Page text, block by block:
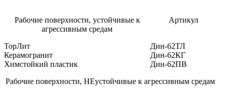
Рабочие поверхности, устойчивые к
агрессивным средам
Артикул
ТорЛит
Дин-62ТЛ
Керамогранит
Дин-62КГ
Химстойкий пластик
Дин-62ПВ
Рабочие поверхности, НЕустойчивые к агрессивным средам